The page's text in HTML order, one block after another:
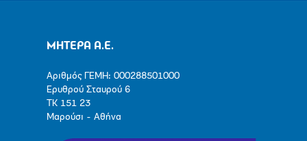
ΜΗΤΕΡΑ Α.Ε.
Αριθμός ΓΕΜΗ: 000288501000
Ερυθρού Σταυρού 6
ΤΚ 151 23
Μαρούσι - Αθήνα